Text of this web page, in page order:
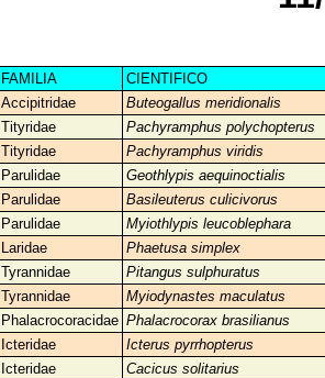
FAMILIA
CIENTIFICO
Accipitridae
Buteogallus meridionalis
Tityridae
Pachyramphus polychopterus
Tityridae
Pachyramphus viridis
Parulidae
Geothlypis aequinoctialis
Parulidae
Basileuterus culicivorus
Parulidae
Myiothlypis leucoblephara
Laridae
Phaetusa simplex
Tyrannidae
Pitangus sulphuratus
Tyrannidae
Myiodynastes maculatus
Phalacrocoracidae Phalacrocorax brasilianus
Icteridae
Icterus pyrrhopterus
Icteridae
Cacicus solitarius